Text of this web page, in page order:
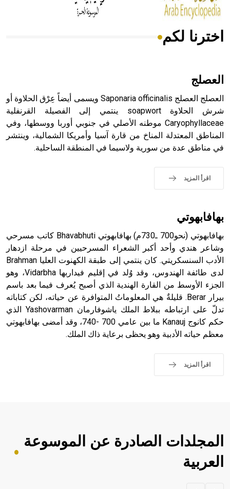
هل تعلم أن الأبسيد كلمة فرنسية اللفظ تم اعتمادها مصطلحاً
- هل تعلم أن أبجر Abgar اسم معروف جيداً يعود إلى عدد من
الملوك الذين حكموا مدينة إديسا (الرها) من أبجر الأول وحتى
التاسع، وهم ينتسبون إلى أسرة أوسروين
حيث تقتصر القيمة الصوتية للعلامة الك
اخترنا لكم
العصلج
العصلج العصلج Saponaria officinalis ويسمى أيضاً عِرْق الحلاوة أو
شرش الحلاوة soapwort ينتمي إلى الفصيلة القرنفلية
Caryophyllaceae موطنه الأصلي في جنوبي أوربا ووسطها، وفي
المناطق المعتدلة المناخ من قارة آسيا وأمريكا الشمالية، وينتشر
في مناطق عدة من سورية ولاسيما في المنطقة الساحلية.
اقرأ المزيد
بهافابهوتي
بهافابهوتي (نحو700 ـ730م) بهافابهوتي Bhavabhuti كاتب مسرحي
وشاعر هندي وأحد أكبر الشعراء المسرحيين في مرحلة ازدهار
الأدب السنسكريتي. كان ينتمي إلى طبقة الكهنوت العليا Brahman
لدى طائفة الهندوس، وقد وُلد في إقليم فيداربها Vidarbha، وهو
الجزء الأوسط من القارة الهندية الذي أصبح يُعرف فيما بعد باسم
بيرار Berar. قليلةٌ هي المعلوماتُ المتوافرة عن حياته، لكن كتاباته
تدلّ على ارتباطه ببلاط الملك ياشوفارمان Yashovarman الذي
حكم كانوج Kanauj ما بين عامي 700 -740، وقد أمضى بهافابهوتي
معظم حياته الأدبية وهو يحظى برعاية ذاك الملك.
اقرأ المزيد
المجلدات الصادرة عن الموسوعة
العربية